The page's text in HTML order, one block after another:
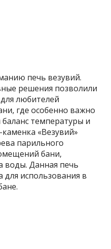
печь везувий.
решения позволили
любителей
где особенно важно
температуры и
«Везувий»
парильного
бани,
воды. Данная печь
использования в